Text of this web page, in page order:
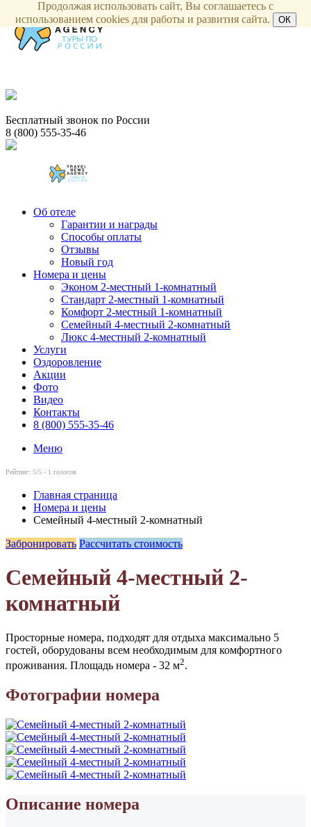
Бесплатный звонок по России
8 (800) 555-35-46
Об отеле
Гарантии и награды
Способы оплаты
Отзывы
Новый год
Номера и цены
Эконом 2-местный 1-комнатный
Стандарт 2-местный 1-комнатный
Комфорт 2-местный 1-комнатный
Семейный 4-местный 2-комнатный
Люкс 4-местный 2-комнатный
Услуги
Оздоровление
Акции
Фото
Видео
Контакты
8 (800) 555-35-46
Меню
Рейтинг: 5/5 - 1 голосов
Главная страница
Номера и цены
Семейный 4-местный 2-комнатный
Забронировать Рассчитать стоимость
Семейный 4-местный 2-
комнатный
Просторные номера, подходят для отдыха максимально 5
гостей, оборудованы всем необходимым для комфортного
проживания. Площадь номера - 32 м2.
Фотографии номера
Описание номера
Продолжая использовать сайт, Вы соглашаетесь с
использованием cookies для работы и развития сайта.
ОК